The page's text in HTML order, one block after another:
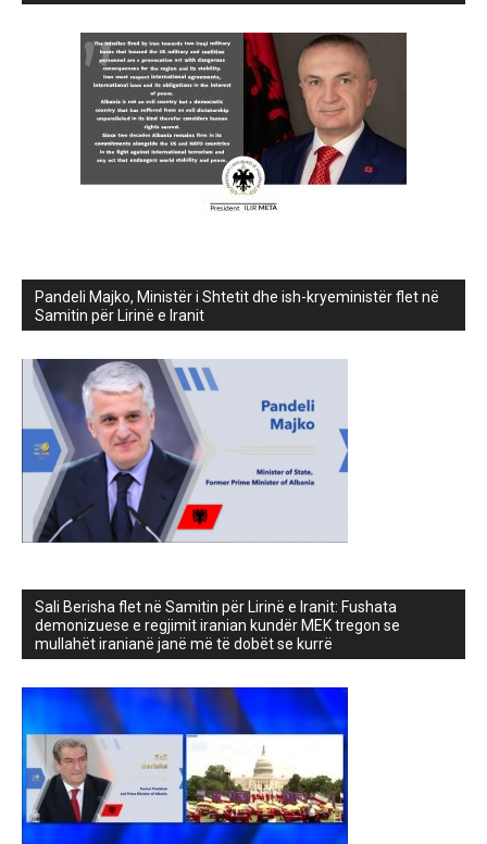
Pandeli Majko, Ministër i Shtetit dhe ish-kryeministër flet në
Samitin për Lirinë e Iranit
Sali Berisha flet në Samitin për Lirinë e Iranit: Fushata
demonizuese e regjimit iranian kundër MEK tregon se
mullahët iranianë janë më të dobët se kurrë